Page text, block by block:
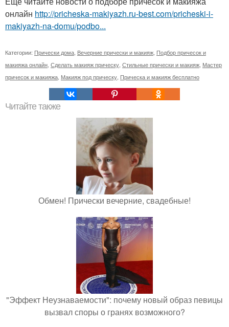
онлайн http://pricheska-makiyazh.ru-best.com/pricheski-i-
makiyazh-na-domu/podbo...
Категории: Прически дома Вечерние прически и макияж Подбор причесок и
макияжа онлайн Сделать макияж прическу Стильные прически и макияж Мастер
причесок и макияжа Макияж под прическу Прическа и макияж бесплатно
Читайте также
Обмен! Прически вечерние, свадебные!
"Эффект Неузнаваемости": почему новый образ певицы
вызвал споры о гранях возможного?